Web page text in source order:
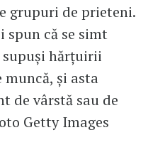
grupuri de prieteni.
că se simt
hărțuirii
și asta
de vârstă sau de
Getty Images